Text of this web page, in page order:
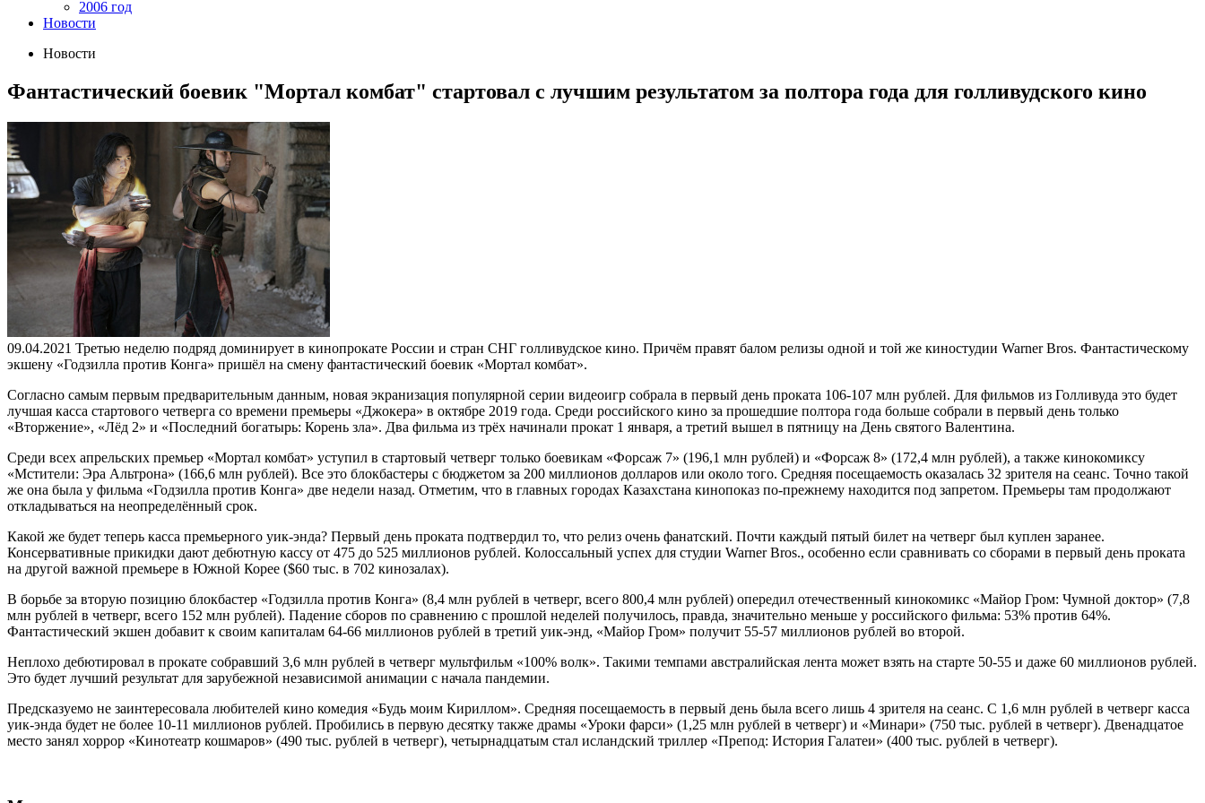
2006 год
Новости
Новости
Фантастический боевик "Мортал комбат" стартовал с лучшим результатом за полтора года для голливудского кино
09.04.2021 Третью неделю подряд доминирует в кинопрокате России и стран СНГ голливудское кино. Причём правят балом релизы одной и той же киностудии Warner Bros. Фантастическому
экшену «Годзилла против Конга» пришёл на смену фантастический боевик «Мортал комбат».
Согласно самым первым предварительным данным, новая экранизация популярной серии видеоигр собрала в первый день проката 106-107 млн рублей. Для фильмов из Голливуда это будет
лучшая касса стартового четверга со времени премьеры «Джокера» в октябре 2019 года. Среди российского кино за прошедшие полтора года больше собрали в первый день только
«Вторжение», «Лёд 2» и «Последний богатырь: Корень зла». Два фильма из трёх начинали прокат 1 января, а третий вышел в пятницу на День святого Валентина.
Среди всех апрельских премьер «Мортал комбат» уступил в стартовый четверг только боевикам «Форсаж 7» (196,1 млн рублей) и «Форсаж 8» (172,4 млн рублей), а также кинокомиксу
«Мстители: Эра Альтрона» (166,6 млн рублей). Все это блокбастеры с бюджетом за 200 миллионов долларов или около того. Средняя посещаемость оказалась 32 зрителя на сеанс. Точно такой
же она была у фильма «Годзилла против Конга» две недели назад. Отметим, что в главных городах Казахстана кинопоказ по-прежнему находится под запретом. Премьеры там продолжают
откладываться на неопределённый срок.
Какой же будет теперь касса премьерного уик-энда? Первый день проката подтвердил то, что релиз очень фанатский. Почти каждый пятый билет на четверг был куплен заранее.
Консервативные прикидки дают дебютную кассу от 475 до 525 миллионов рублей. Колоссальный успех для студии Warner Bros., особенно если сравнивать со сборами в первый день проката
на другой важной премьере в Южной Корее ($60 тыс. в 702 кинозалах).
В борьбе за вторую позицию блокбастер «Годзилла против Конга» (8,4 млн рублей в четверг, всего 800,4 млн рублей) опередил отечественный кинокомикс «Майор Гром: Чумной доктор» (7,8
млн рублей в четверг, всего 152 млн рублей). Падение сборов по сравнению с прошлой неделей получилось, правда, значительно меньше у российского фильма: 53% против 64%.
Фантастический экшен добавит к своим капиталам 64-66 миллионов рублей в третий уик-энд, «Майор Гром» получит 55-57 миллионов рублей во второй.
Неплохо дебютировал в прокате собравший 3,6 млн рублей в четверг мультфильм «100% волк». Такими темпами австралийская лента может взять на старте 50-55 и даже 60 миллионов рублей.
Это будет лучший результат для зарубежной независимой анимации с начала пандемии.
Предсказуемо не заинтересовала любителей кино комедия «Будь моим Кириллом». Средняя посещаемость в первый день была всего лишь 4 зрителя на сеанс. С 1,6 млн рублей в четверг касса
уик-энда будет не более 10-11 миллионов рублей. Пробились в первую десятку также драмы «Уроки фарси» (1,25 млн рублей в четверг) и «Минари» (750 тыс. рублей в четверг). Двенадцатое
место занял хоррор «Кинотеатр кошмаров» (490 тыс. рублей в четверг), четырнадцатым стал исландский триллер «Препод: История Галатеи» (400 тыс. рублей в четверг).